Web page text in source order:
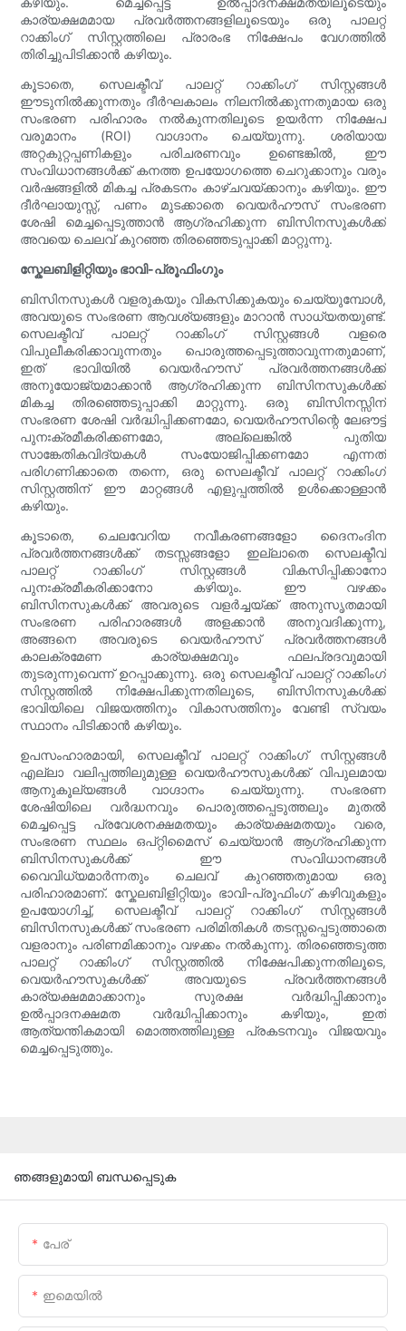
കാര്യക്ഷമമായ പ്രവർത്തനങ്ങളിലൂടെയും ഒരു പാലറ്റ്
റാക്കിംഗ് സിസ്റ്റത്തിലെ പ്രാരംഭ നിക്ഷേപം വേഗത്തിൽ
തിരിച്ചുപിടിക്കാൻ കഴിയും.
കൂടാതെ, സെലക്ടീവ് പാലറ്റ് റാക്കിംഗ് സിസ്റ്റങ്ങൾ
ഈടുനിൽക്കുന്നതും ദീർഘകാലം നിലനിൽക്കുന്നതുമായ ഒരു
സംഭരണ പരിഹാരം നൽകുന്നതിലൂടെ ഉയർന്ന നിക്ഷേപ
വരുമാനം (ROI) വാഗ്ദാനം ചെയ്യുന്നു. ശരിയായ
അറ്റകുറ്റപ്പണികളും പരിചരണവും ഉണ്ടെങ്കിൽ, ഈ
സംവിധാനങ്ങൾക്ക് കനത്ത ഉപയോഗത്തെ ചെറുക്കാനും വരും
വർഷങ്ങളിൽ മികച്ച പ്രകടനം കാഴ്ചവയ്ക്കാനും കഴിയും. ഈ
ദീർഘായുസ്സ്, പണം മുടക്കാതെ വെയർഹൗസ് സംഭരണ
ശേഷി മെച്ചപ്പെടുത്താൻ ആഗ്രഹിക്കുന്ന ബിസിനസുകൾക്ക്
അവയെ ചെലവ് കുറഞ്ഞ തിരഞ്ഞെടുപ്പാക്കി മാറ്റുന്നു.
സ്കേലബിളിറ്റിയും ഭാവി-പ്രൂഫിംഗും
ബിസിനസുകൾ വളരുകയും വികസിക്കുകയും ചെയ്യുമ്പോൾ,
അവയുടെ സംഭരണ ആവശ്യങ്ങളും മാറാൻ സാധ്യതയുണ്ട്.
സെലക്ടീവ് പാലറ്റ് റാക്കിംഗ് സിസ്റ്റങ്ങൾ വളരെ
വിപുലീകരിക്കാവുന്നതും പൊരുത്തപ്പെടുത്താവുന്നതുമാണ്,
ഇത് ഭാവിയിൽ വെയർഹൗസ് പ്രവർത്തനങ്ങൾക്ക്
അനുയോജ്യമാക്കാൻ ആഗ്രഹിക്കുന്ന ബിസിനസുകൾക്ക്
മികച്ച തിരഞ്ഞെടുപ്പാക്കി മാറ്റുന്നു. ഒരു ബിസിനസ്സിന്
സംഭരണ ശേഷി വർദ്ധിപ്പിക്കണമോ, വെയർഹൗസിന്റെ ലേഔട്ട്
പുനഃക്രമീകരിക്കണമോ, അല്ലെങ്കിൽ പുതിയ
സാങ്കേതികവിദ്യകൾ സംയോജിപ്പിക്കണമോ എന്നത്
പരിഗണിക്കാതെ തന്നെ, ഒരു സെലക്ടീവ് പാലറ്റ് റാക്കിംഗ്
സിസ്റ്റത്തിന് ഈ മാറ്റങ്ങൾ എളുപ്പത്തിൽ ഉൾക്കൊള്ളാൻ
കഴിയും.
കൂടാതെ, ചെലവേറിയ നവീകരണങ്ങളോ ദൈനംദിന
പ്രവർത്തനങ്ങൾക്ക് തടസ്സങ്ങളോ ഇല്ലാതെ സെലക്ടീവ്
പാലറ്റ് റാക്കിംഗ് സിസ്റ്റങ്ങൾ വികസിപ്പിക്കാനോ
പുനഃക്രമീകരിക്കാനോ കഴിയും. ഈ വഴക്കം
ബിസിനസുകൾക്ക് അവരുടെ വളർച്ചയ്ക്ക് അനുസൃതമായി
സംഭരണ പരിഹാരങ്ങൾ അളക്കാൻ അനുവദിക്കുന്നു,
അങ്ങനെ അവരുടെ വെയർഹൗസ് പ്രവർത്തനങ്ങൾ
കാലക്രമേണ കാര്യക്ഷമവും ഫലപ്രദവുമായി
തുടരുന്നുവെന്ന് ഉറപ്പാക്കുന്നു. ഒരു സെലക്ടീവ് പാലറ്റ് റാക്കിംഗ്
സിസ്റ്റത്തിൽ നിക്ഷേപിക്കുന്നതിലൂടെ, ബിസിനസുകൾക്ക്
ഭാവിയിലെ വിജയത്തിനും വികാസത്തിനും വേണ്ടി സ്വയം
സ്ഥാനം പിടിക്കാൻ കഴിയും.
ഉപസംഹാരമായി, സെലക്ടീവ് പാലറ്റ് റാക്കിംഗ് സിസ്റ്റങ്ങൾ
എല്ലാ വലിപ്പത്തിലുമുള്ള വെയർഹൗസുകൾക്ക് വിപുലമായ
ആനുകൂല്യങ്ങൾ വാഗ്ദാനം ചെയ്യുന്നു. സംഭരണ
ശേഷിയിലെ വർദ്ധനവും പൊരുത്തപ്പെടുത്തലും മുതൽ
മെച്ചപ്പെട്ട പ്രവേശനക്ഷമതയും കാര്യക്ഷമതയും വരെ,
സംഭരണ സ്ഥലം ഒപ്റ്റിമൈസ് ചെയ്യാൻ ആഗ്രഹിക്കുന്ന
ബിസിനസുകൾക്ക് ഈ സംവിധാനങ്ങൾ
വൈവിധ്യമാർന്നതും ചെലവ് കുറഞ്ഞതുമായ ഒരു
പരിഹാരമാണ്. സ്കേലബിളിറ്റിയും ഭാവി-പ്രൂഫിംഗ് കഴിവുകളും
ഉപയോഗിച്ച്, സെലക്ടീവ് പാലറ്റ് റാക്കിംഗ് സിസ്റ്റങ്ങൾ
ബിസിനസുകൾക്ക് സംഭരണ പരിമിതികൾ തടസ്സപ്പെടുത്താതെ
വളരാനും പരിണമിക്കാനും വഴക്കം നൽകുന്നു. തിരഞ്ഞെടുത്ത
പാലറ്റ് റാക്കിംഗ് സിസ്റ്റത്തിൽ നിക്ഷേപിക്കുന്നതിലൂടെ,
വെയർഹൗസുകൾക്ക് അവയുടെ പ്രവർത്തനങ്ങൾ
കാര്യക്ഷമമാക്കാനും സുരക്ഷ വർദ്ധിപ്പിക്കാനും
ഉൽപ്പാദനക്ഷമത വർദ്ധിപ്പിക്കാനും കഴിയും, ഇത്
ആത്യന്തികമായി മൊത്തത്തിലുള്ള പ്രകടനവും വിജയവും
മെച്ചപ്പെടുത്തും.
ഞങ്ങളുമായി ബന്ധപ്പെടുക
പേര്
ഇമെയിൽ